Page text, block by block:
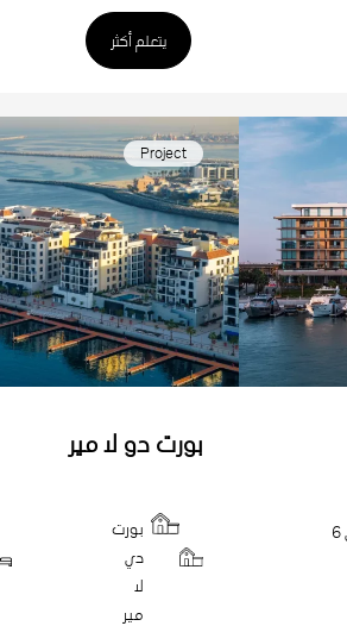
يتعلم أكثر
من غرفة واحدة إلى 6
Project
بورت دو لا مير
بورت
دي
لا
مير